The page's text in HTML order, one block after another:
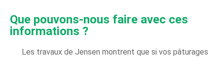
Que pouvons-nous faire avec ces
informations ?
Les travaux de Jensen montrent que si vos pâturages